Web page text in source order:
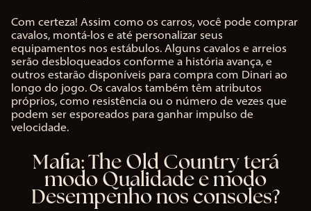
Com certeza! Assim como os carros, você pode comprar
cavalos, montá-los e até personalizar seus
equipamentos nos estábulos. Alguns cavalos e arreios
serão desbloqueados conforme a história avança, e
outros estarão disponíveis para compra com Dinari ao
longo do jogo. Os cavalos também têm atributos
próprios, como resistência ou o número de vezes que
podem ser esporeados para ganhar impulso de
velocidade.
Mafia: The Old Country terá
modo Qualidade e modo
Desempenho nos consoles?